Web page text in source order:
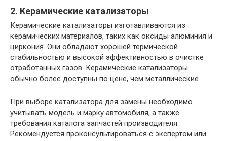
2. Керамические катализаторы
Керамические катализаторы изготавливаются из
керамических материалов, таких как оксиды алюминия и
циркония. Они обладают хорошей термической
стабильностью и высокой эффективностью в очистке
отработанных газов. Керамические катализаторы
обычно более доступны по цене, чем металлические.
При выборе катализатора для замены необходимо
учитывать модель и марку автомобиля, а также
требования каталога запчастей производителя.
Рекомендуется проконсультироваться с экспертом или